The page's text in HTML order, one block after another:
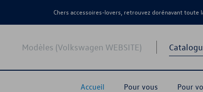
Chers accessoires-lovers, retrouvez dorénavant toute
Modèles (Volkswagen WEBSITE)
Accueil Pour vous Pour